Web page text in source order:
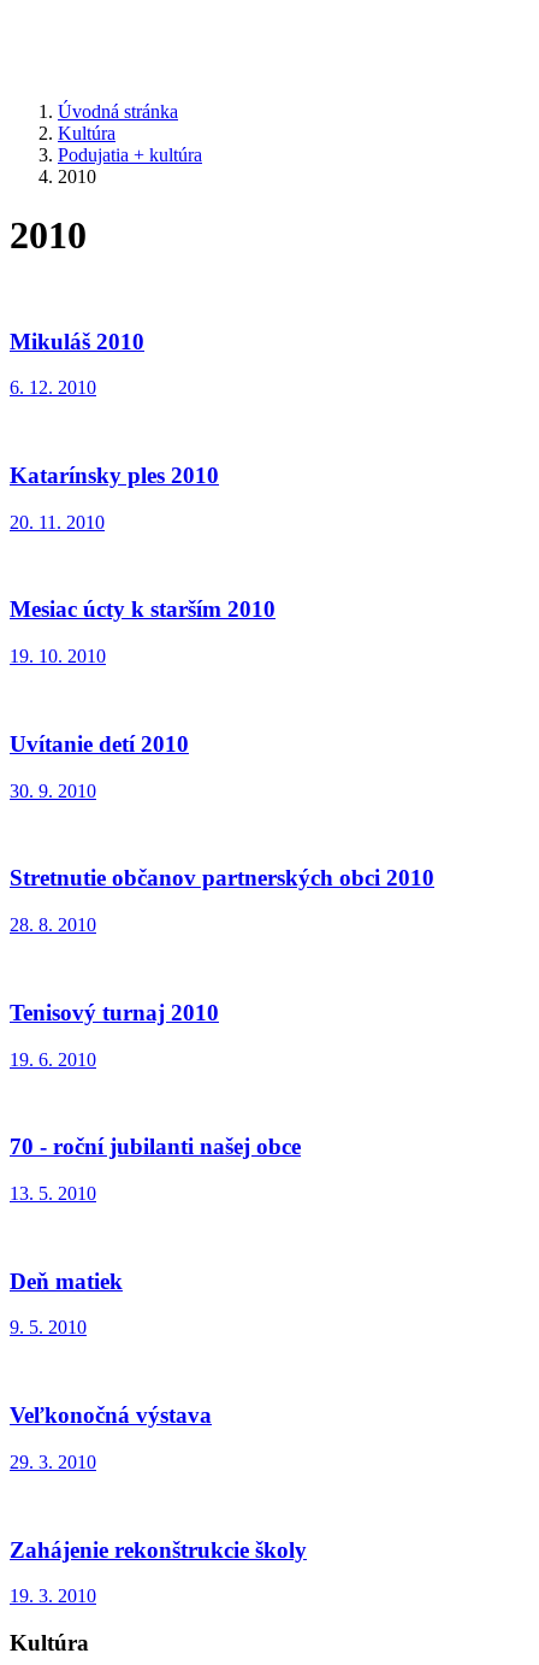
Úvodná stránka
Kultúra
Podujatia + kultúra
2010
2010
Mikuláš 2010
6. 12. 2010
Katarínsky ples 2010
20. 11. 2010
Mesiac úcty k starším 2010
19. 10. 2010
Uvítanie detí 2010
30. 9. 2010
Stretnutie občanov partnerských obci 2010
28. 8. 2010
Tenisový turnaj 2010
19. 6. 2010
70 - roční jubilanti našej obce
13. 5. 2010
Deň matiek
9. 5. 2010
Veľkonočná výstava
29. 3. 2010
Zahájenie rekonštrukcie školy
19. 3. 2010
Kultúra